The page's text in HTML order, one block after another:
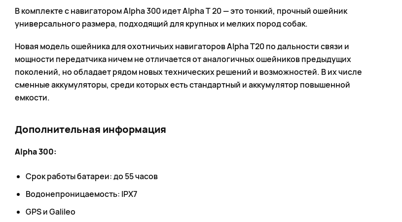
В комплекте с навигатором Alpha 300 идет Alpha T 20 — это тонкий, прочный ошейник
универсального размера, подходящий для крупных и мелких пород собак.
Новая модель ошейника для охотничьих навигаторов Alpha T20 по дальности связи и
мощности передатчика ничем не отличается от аналогичных ошейников предыдущих
поколений, но обладает рядом новых технических решений и возможностей. В их числе
сменные аккумуляторы, среди которых есть стандартный и аккумулятор повышенной
емкости.
Дополнительная информация
Alpha 300:
Срок работы батареи: до 55 часов
Водонепроницаемость: IPX7
GPS и Galileo